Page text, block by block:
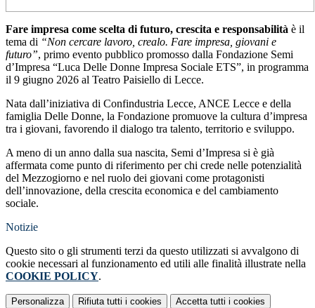
Fare impresa come scelta di futuro, crescita e responsabilità è il
tema di “Non cercare lavoro, crealo. Fare impresa, giovani e
futuro”, primo evento pubblico promosso dalla Fondazione Semi
d’Impresa “Luca Delle Donne Impresa Sociale ETS”, in programma
il 9 giugno 2026 al Teatro Paisiello di Lecce.
Nata dall’iniziativa di Confindustria Lecce, ANCE Lecce e della
famiglia Delle Donne, la Fondazione promuove la cultura d’impresa
tra i giovani, favorendo il dialogo tra talento, territorio e sviluppo.
A meno di un anno dalla sua nascita, Semi d’Impresa si è già
affermata come punto di riferimento per chi crede nelle potenzialità
del Mezzogiorno e nel ruolo dei giovani come protagonisti
dell’innovazione, della crescita economica e del cambiamento
sociale.
Notizie
Questo sito o gli strumenti terzi da questo utilizzati si avvalgono di
cookie necessari al funzionamento ed utili alle finalità illustrate nella
COOKIE POLICY.
Personalizza Rifiuta tutti i cookies Accetta tutti i cookies